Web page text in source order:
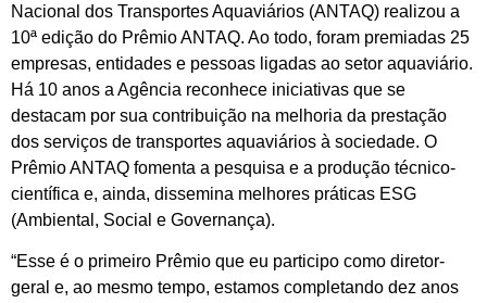
Nacional dos Transportes Aquaviários (ANTAQ) realizou a
10ª edição do Prêmio ANTAQ. Ao todo, foram premiadas 25
empresas, entidades e pessoas ligadas ao setor aquaviário.
Há 10 anos a Agência reconhece iniciativas que se
destacam por sua contribuição na melhoria da prestação
dos serviços de transportes aquaviários à sociedade. O
Prêmio ANTAQ fomenta a pesquisa e a produção técnico-
científica e, ainda, dissemina melhores práticas ESG
(Ambiental, Social e Governança).
“Esse é o primeiro Prêmio que eu participo como diretor-
geral e, ao mesmo tempo, estamos completando dez anos